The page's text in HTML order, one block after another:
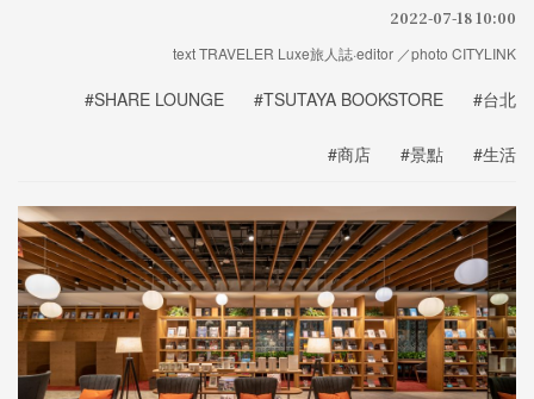
2022-07-18 10:00
text TRAVELER Luxe旅人誌·editor ／photo CITYLINK
#SHARE LOUNGE #TSUTAYA BOOKSTORE #台北
#商店 #景點 #生活